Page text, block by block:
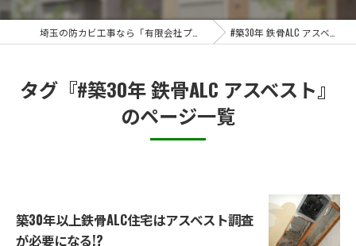
#築30年 鉄骨ALC アスベスト
タグ『#築30年 鉄骨ALC アスベスト』
のページ一覧
築30年以上鉄骨ALC住宅はアスベスト調査
が必要になる!?